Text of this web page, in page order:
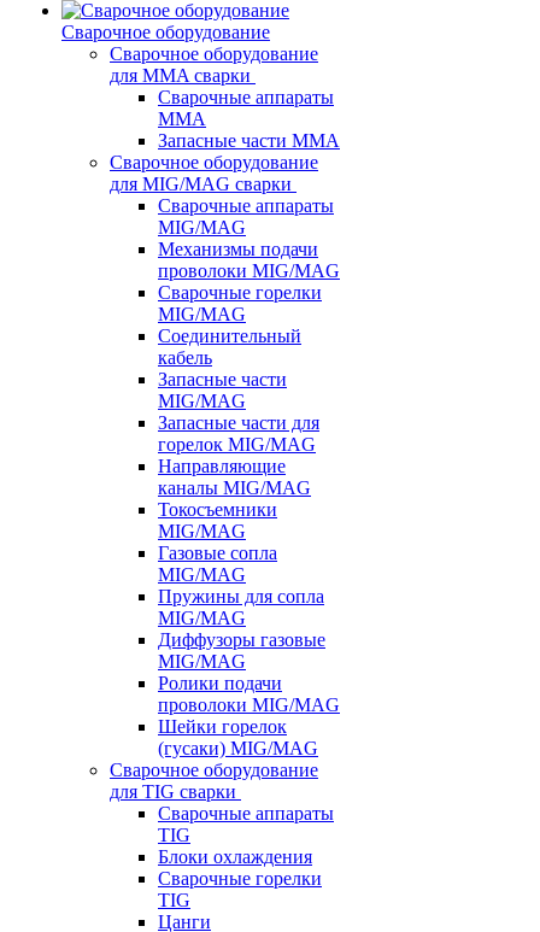
Сварочное оборудование
Сварочное оборудование
для MMA сварки
Сварочные аппараты
MMA
Запасные части MMA
Сварочное оборудование
для MIG/MAG сварки
Сварочные аппараты
MIG/MAG
Механизмы подачи
проволоки MIG/MAG
Сварочные горелки
MIG/MAG
Соединительный
кабель
Запасные части
MIG/MAG
Запасные части для
горелок MIG/MAG
Направляющие
каналы MIG/MAG
Токосъемники
MIG/MAG
Газовые сопла
MIG/MAG
Пружины для сопла
MIG/MAG
Диффузоры газовые
MIG/MAG
Ролики подачи
проволоки MIG/MAG
Шейки горелок
(гусаки) MIG/MAG
Сварочное оборудование
для TIG сварки
Сварочные аппараты
TIG
Блоки охлаждения
Сварочные горелки
TIG
Цанги